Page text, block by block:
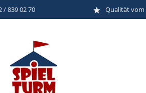
/ 839 02 70 Qualität vom